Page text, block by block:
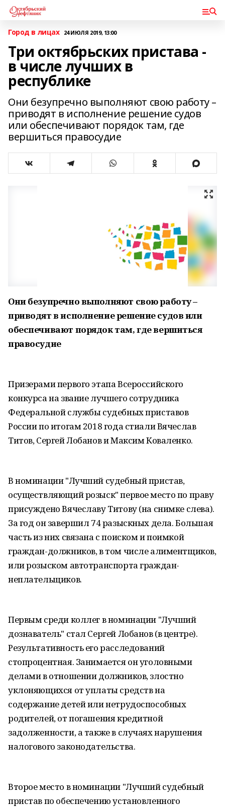
Город в лицах 24 ИЮЛЯ 2019, 13:00
Три октябрьских пристава -
в числе лучших в
республике
Они безупречно выполняют свою работу –
приводят в исполнение решение судов
или обеспечивают порядок там, где
вершиться правосудие
Они безупречно выполняют свою работу –
приводят в исполнение решение судов или
обеспечивают порядок там, где вершиться
правосудие
Призерами первого этапа Всероссийского
конкурса на звание лучшего сотрудника
Федеральной службы судебных приставов
России по итогам 2018 года стиали Вячеслав
Титов, Сергей Лобанов и Максим Коваленко.
В номинации "Лучший судебный пристав,
осуществляющий розыск" первое место по праву
присуждено Вячеславу Титову (на снимке слева).
За год он завершил 74 разыскных дела. Большая
часть из них связана с поиском и поимкой
граждан-должников, в том числе алиментщиков,
или розыском автотранспорта граждан-
неплательщиков.
Первым среди коллег в номинации "Лучший
дознаватель" стал Сергей Лобанов (в центре).
Результативность его расследований
стопроцентная. Занимается он уголовными
делами в отношении должников, злостно
уклоняющихся от уплаты средств на
содержание детей или нетрудоспособных
родителей, от погашения кредитной
задолженности, а также в случаях нарушения
налогового законодательства.
Второе место в номинации "Лучший судебный
пристав по обеспечению установленного